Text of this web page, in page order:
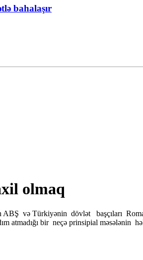
bahalaşır
olmaq
və Türkiyənin dövlət başçıları
bir neçə prinsipial məsələnin